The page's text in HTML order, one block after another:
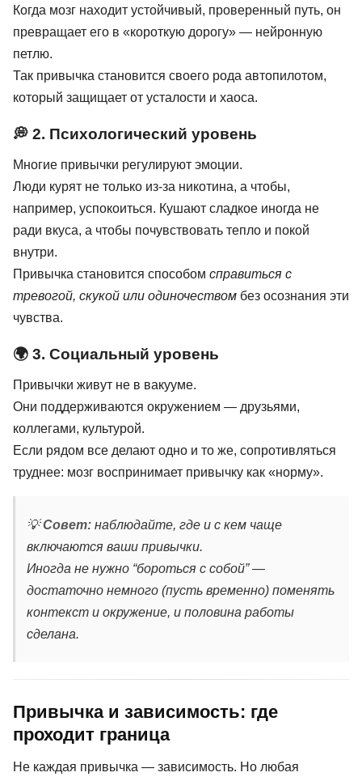
Когда мозг находит устойчивый, проверенный путь, он
превращает его в «короткую дорогу» — нейронную
петлю.
Так привычка становится своего рода автопилотом,
который защищает от усталости и хаоса.
💭 2. Психологический уровень
Многие привычки регулируют эмоции.
Люди курят не только из-за никотина, а чтобы,
например, успокоиться. Кушают сладкое иногда не
ради вкуса, а чтобы почувствовать тепло и покой
внутри.
Привычка становится способом справиться с
тревогой, скукой или одиночеством без осознания эти
чувства.
🌍 3. Социальный уровень
Привычки живут не в вакууме.
Они поддерживаются окружением — друзьями,
коллегами, культурой.
Если рядом все делают одно и то же, сопротивляться
труднее: мозг воспринимает привычку как «норму».
💡Совет: наблюдайте, где и с кем чаще
включаются ваши привычки.
Иногда не нужно “бороться с собой” —
достаточно немного (пусть временно) поменять
контекст и окружение, и половина работы
сделана.
Привычка и зависимость: где
проходит граница
Не каждая привычка — зависимость. Но любая